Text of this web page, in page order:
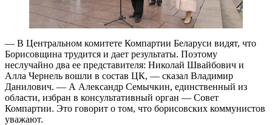
— В Центральном комитете Компартии Беларуси видят, что
Борисовщина трудится и дает результаты. Поэтому
неслучайно два ее представителя: Николай Швайбович и
Алла Чернель вошли в состав ЦК, — сказал Владимир
Данилович. — А Александр Семычкин, единственный из
области, избран в консультативный орган — Совет
Компартии. Это говорит о том, что борисовских коммунистов
уважают.